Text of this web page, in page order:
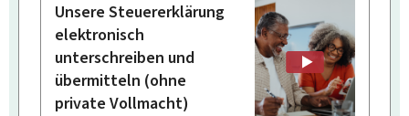
Unsere Steuererklärung
elektronisch
unterschreiben und
übermitteln (ohne
private Vollmacht)